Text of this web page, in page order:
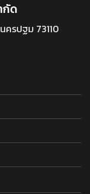
กัด
รปฐม 73110